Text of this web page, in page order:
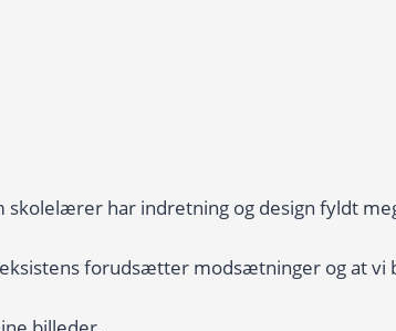
har indretning og design fyldt
forudsætter modsætninger og at vi